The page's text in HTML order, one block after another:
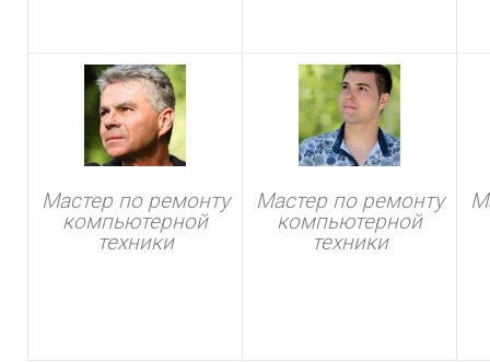
Мастер по ремонту
компьютерной
техники
Мастер по ремонту
компьютерной
техники